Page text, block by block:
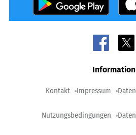
Information
Kontakt Impressum
Nutzungsbedingungen